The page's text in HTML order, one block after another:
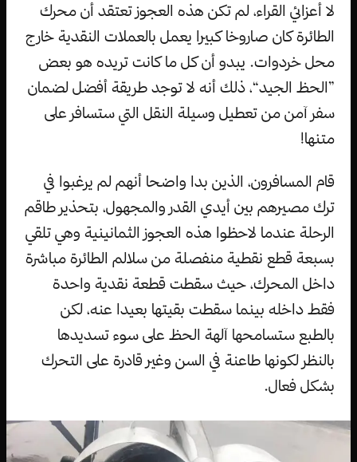
لا أعزائي القراء، لم تكن هذه العجوز تعتقد أن محرك
الطائرة كان صاروخا كبيرا يعمل بالعملات النقدية خارج
محل خردوات. يبدو أن كل ما كانت تريده هو بعض
”الحظ الجيد“، ذلك أنه لا توجد طريقة أفضل لضمان
سفر آمن من تعطيل وسيلة النقل التي ستسافر على
متنها!
قام المسافرون، الذين بدا واضحا أنهم لم يرغبوا في
ترك مصيرهم بين أيدي القدر والمجهول، بتحذير طاقم
الرحلة عندما لاحظوا هذه العجوز الثمانينية وهي تلقي
بسبعة قطع نقطية منفصلة من سلالم الطائرة مباشرة
داخل المحرك، حيث سقطت قطعة نقدية واحدة
فقط داخله بينما سقطت بقيتها بعيدا عنه، لكن
بالطبع ستسامحها آلهة الحظ على سوء تسديدها
بالنظر لكونها طاعنة في السن وغير قادرة على التحرك
بشكل فعال.